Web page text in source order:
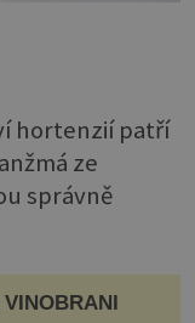
hortenzií patří
ze
správně